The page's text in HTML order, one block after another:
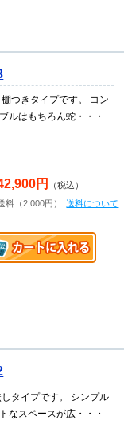
つきタイプです。 コン
ルはもちろん蛇・・・
円
（税込）
料（2,000円）
送料について
タイプです。 シンプル
なスペースが広・・・